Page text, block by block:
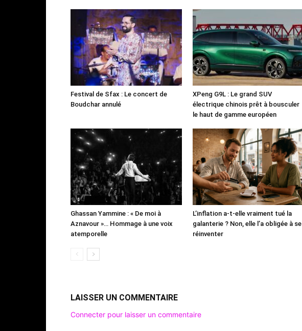
Festival de Sfax : Le concert de
Boudchar annulé
XPeng G9L : Le grand SUV
électrique chinois prêt à bousculer
le haut de gamme européen
Ghassan Yammine : « De moi à
Aznavour »… Hommage à une voix
atemporelle
L’inflation a-t-elle vraiment tué la
galanterie ? Non, elle l’a obligée à se
réinventer
LAISSER UN COMMENTAIRE
Connecter pour laisser un commentaire